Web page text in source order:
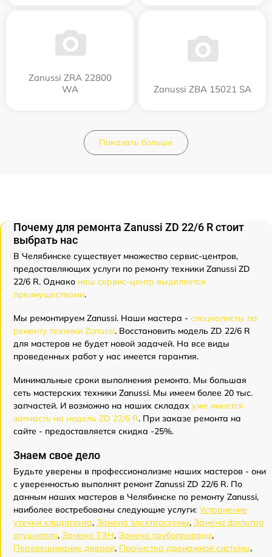
Zanussi ZRA 22800
WA
Zanussi ZBA 15021 SA
Показать больше
Почему для ремонта Zanussi ZD 22/6 R стоит
выбрать нас
В Челябинске существует множество сервис-центров,
предоставляющих услуги по ремонту техники Zanussi ZD
22/6 R. Однако наш сервис-центр выделяется
преимуществами.
Мы ремонтируем Zanussi. Наши мастера - специалисты по
ремонту техники Zanussi. Восстановить модель ZD 22/6 R
для мастеров не будет новой задачей. На все виды
проведенных работ у нас имеется гарантия.
Минимальные сроки выполнения ремонта. Мы большая
сеть мастерских техники Zanussi. Мы имеем более 20 тыс.
запчастей. И возможно на наших складах уже имеется
запчасть на модель ZD 22/6 R. При заказе ремонта на
сайте - предоставляется скидка -25%.
Знаем свое дело
Будьте уверены в профессионализме наших мастеров - они
с уверенностью выполнят ремонт Zanussi ZD 22/6 R. По
данным наших мастеров в Челябинске по ремонту Zanussi,
наиболее востребованы следующие услуги: Устранение
утечки хладагента, Замена электросхемы, Замена фильтра
осушителя, Замена ТЭН, Замена трубопровода,
Перевешивание дверей, Прочистка дренажной системы,